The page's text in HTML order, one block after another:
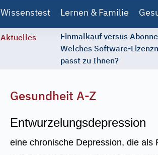
navigation
Wissenstest Lernen & Familie
Aktuelles
Einmalkauf versus
Welches Software-
passt zu Ihnen?
Gesundheit A-Z
Entwurzelungsdepression
eine chronische Depression, die als